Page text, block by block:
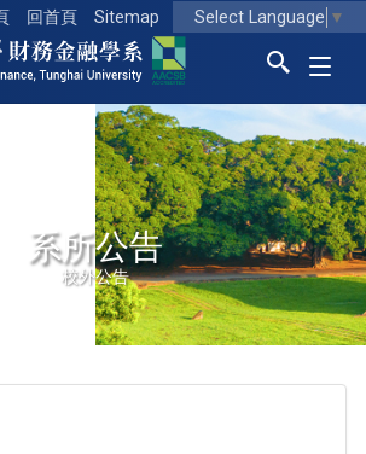
回首頁 Sitemap Select Language ▼
系所公告
校外公告